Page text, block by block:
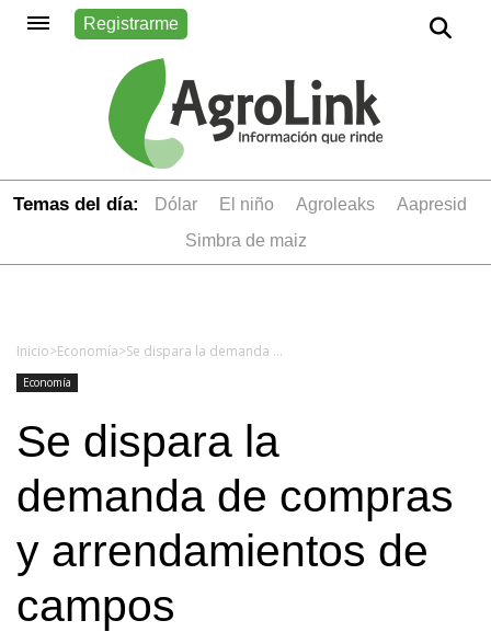
Registrarme
Temas del día: dólar el niño Agroleaks
aapresid
simbra de maiz
Inicio>Economía> Se dispara la demanda de compras y arrendamientos de campos
Economía
Se dispara la
demanda de compras
y arrendamientos de
campos